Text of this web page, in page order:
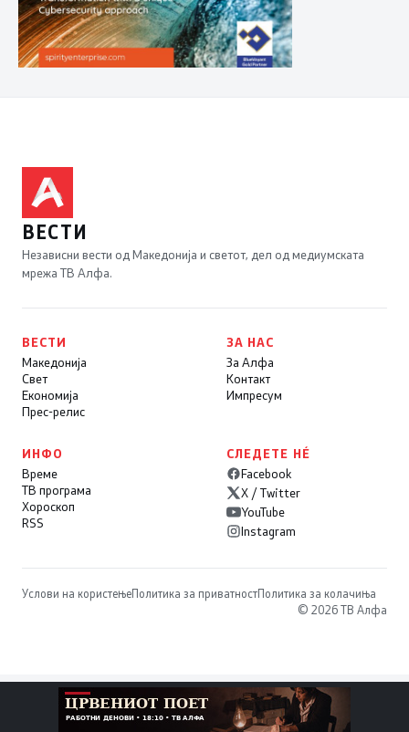
ВЕСТИ
Независни вести од Македонија и светот, дел од медиумската
мрежа ТВ Алфа.
ВЕСТИ
Македонија
Свет
Економија
Прес-релис
ЗА НАС
За Алфа
Контакт
Импресум
ИНФО
Време
ТВ програма
Хороскоп
RSS
СЛЕДЕТЕ НÉ
Facebook
X / Twitter
YouTube
Instagram
Услови на користењеПолитика за приватностПолитика за колачиња
© 2026 ТВ Алфа